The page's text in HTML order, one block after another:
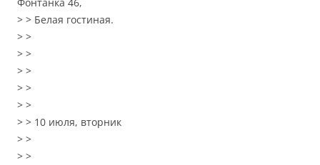
> > Белая гостиная.
> >
> >
> >
> >
> >
> > 10 июля, вторник
> >
> >